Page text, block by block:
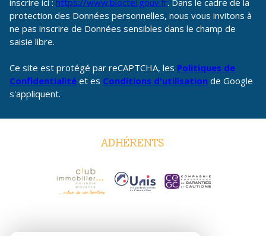
protection des Données personnelles, nous vous invitons à
ne pas inscrire de Données sensibles dans le champ de
saisie libre.
Ce site est protégé par reCAPTCHA, les Politiques de
Confidentialité et es Conditions d'utilisation de Google
s'appliquent.
ADHÉRENTS